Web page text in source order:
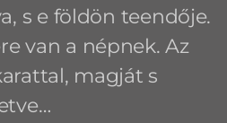
s e földön teendője.
van a népnek. Az
magját s